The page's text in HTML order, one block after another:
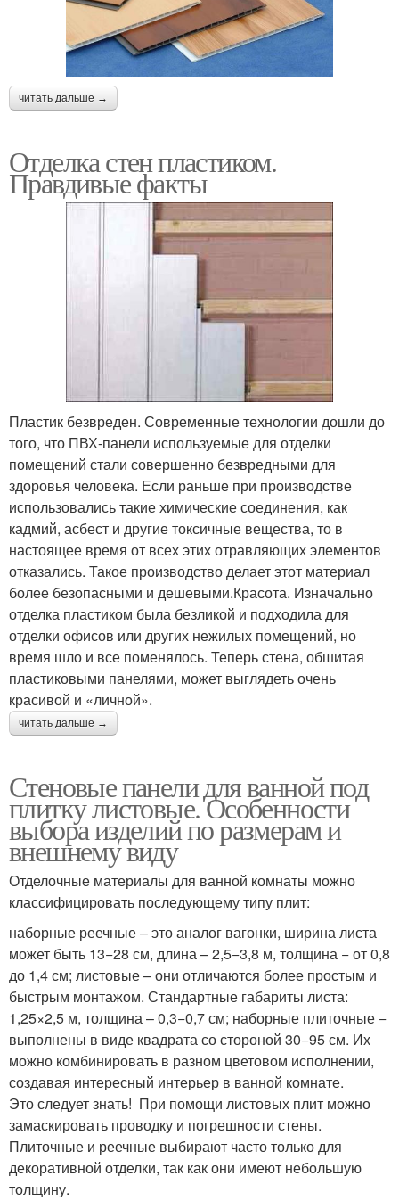
читать дальше →
Отделка стен пластиком.
Правдивые факты
Пластик безвреден. Современные технологии дошли до
того, что ПВХ-панели используемые для отделки
помещений стали совершенно безвредными для
здоровья человека. Если раньше при производстве
использовались такие химические соединения, как
кадмий, асбест и другие токсичные вещества, то в
настоящее время от всех этих отравляющих элементов
отказались. Такое производство делает этот материал
более безопасными и дешевыми.Красота. Изначально
отделка пластиком была безликой и подходила для
отделки офисов или других нежилых помещений, но
время шло и все поменялось. Теперь стена, обшитая
пластиковыми панелями, может выглядеть очень
красивой и «личной».
читать дальше →
Стеновые панели для ванной под
плитку листовые. Особенности
выбора изделий по размерам и
внешнему виду
Отделочные материалы для ванной комнаты можно
классифицировать последующему типу плит:
наборные реечные – это аналог вагонки, ширина листа
может быть 13−28 см, длина – 2,5−3,8 м, толщина − от 0,8
до 1,4 см; листовые – они отличаются более простым и
быстрым монтажом. Стандартные габариты листа:
1,25×2,5 м, толщина – 0,3−0,7 см; наборные плиточные −
выполнены в виде квадрата со стороной 30−95 см. Их
можно комбинировать в разном цветовом исполнении,
создавая интересный интерьер в ванной комнате.
Это следует знать! При помощи листовых плит можно
замаскировать проводку и погрешности стены.
Плиточные и реечные выбирают часто только для
декоративной отделки, так как они имеют небольшую
толщину.